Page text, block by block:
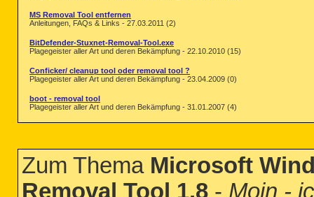
MS Removal Tool entfernen
Anleitungen, FAQs & Links - 27.03.2011 (2)
BitDefender-Stuxnet-Removal-Tool.exe
Plagegeister aller Art und deren Bekämpfung - 22.10.2010 (15)
Conficker/ cleanup tool oder removal tool ?
Plagegeister aller Art und deren Bekämpfung - 23.04.2009 (0)
boot - removal tool
Plagegeister aller Art und deren Bekämpfung - 31.01.2007 (4)
Zum Thema Microsoft
Removal Tool 1.8 - Moin -